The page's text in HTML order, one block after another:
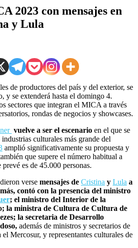
2023 con mensajes en
y Lula
de productores del país y del exterior, se
y se extenderá hasta el domingo 4.
sectores que integran el MICA a través
rondas de negocios y showcases.
vuelve a ser el escenario en el que se
culturales más grande del
amplió significativamente su propuesta y
que supere el número habitual a
es de 45.000 personas.
verse mensajes de Cristina y Lula a
contó con la presencia del ministro
; el ministro del Interior de la
la ministra de Cultura de Cultura de
la secretaria de Desarrollo
además de ministros y secretarios de
Mercosur, y representantes culturales de